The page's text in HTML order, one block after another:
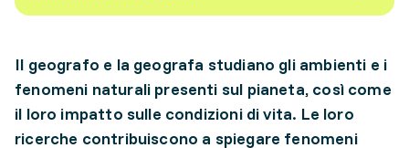
Il geografo e la geografa studiano gli ambienti e i
fenomeni naturali presenti sul pianeta, così come
il loro impatto sulle condizioni di vita. Le loro
ricerche contribuiscono a spiegare fenomeni